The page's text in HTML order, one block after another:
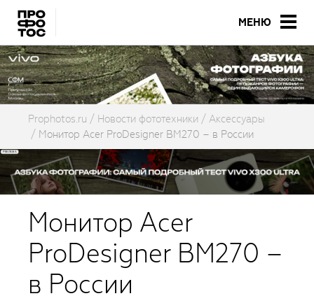
МЕНЮ
Prophotos.ru Новости фототехники
Аксессуары
Монитор Acer ProDesigner BM270 – в России
Монитор Acer
ProDesigner BM270 –
в России